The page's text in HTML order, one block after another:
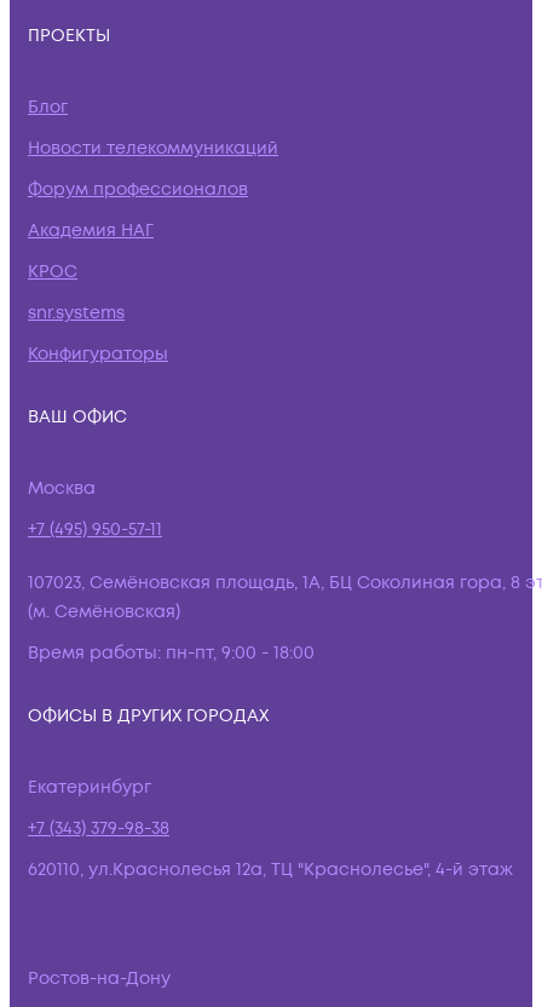
ПРОЕКТЫ
Блог
Новости телекоммуникаций
Форум профессионалов
Академия НАГ
КРОС
snr.systems
Конфигураторы
ВАШ ОФИС
Москва
+7 (495) 950-57-11
107023, Семёновская площадь, 1А, БЦ Соколиная гора, 8
(м. Семёновская)
Время работы: пн-пт, 9:00 - 18:00
ОФИСЫ В ДРУГИХ ГОРОДАХ
Екатеринбург
+7 (343) 379-98-38
620110, ул.Краснолесья 12а, ТЦ "Краснолесье", 4-й этаж
Ростов-на-Дону